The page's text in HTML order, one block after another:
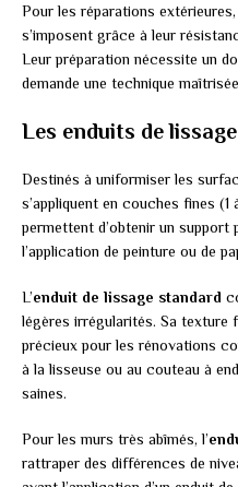
Pour les réparations extérieures,
s’imposent grâce à leur
Leur préparation nécessite un
demande une technique
Les enduits de
Destinés à uniformiser les
s’appliquent en couches fines (1
permettent d’obtenir un support
l’application de peinture ou de
L’enduit de lissage standard
légères irrégularités. Sa texture
précieux pour les rénovations
à la lisseuse ou au couteau à
saines.
Pour les murs très abîmés, l’
rattraper des différences de